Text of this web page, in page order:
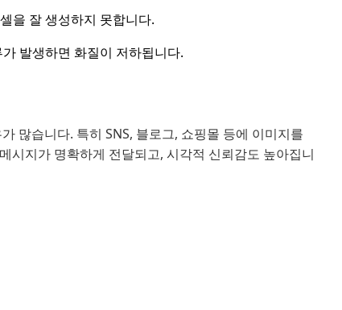
을 잘 생성하지 못합니다.
발생하면 화질이 저하됩니다.
많습니다. 특히 SNS, 블로그, 쇼핑몰 등에 이미지를
시지가 명확하게 전달되고, 시각적 신뢰감도 높아집니